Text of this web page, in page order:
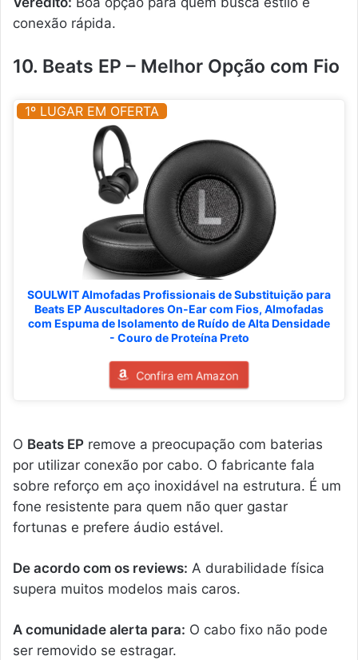
conexão rápida.
10. Beats EP – Melhor Opção com Fio
1º LUGAR EM OFERTA
SOULWIT Almofadas Profissionais de Substituição para
Beats EP Auscultadores On-Ear com Fios, Almofadas
com Espuma de Isolamento de Ruído de Alta Densidade
- Couro de Proteína Preto
Confira em Amazon
O Beats EP remove a preocupação com baterias
por utilizar conexão por cabo. O fabricante fala
sobre reforço em aço inoxidável na estrutura. É um
fone resistente para quem não quer gastar
fortunas e prefere áudio estável.
De acordo com os reviews: A durabilidade física
supera muitos modelos mais caros.
A comunidade alerta para: O cabo fixo não pode
ser removido se estragar.